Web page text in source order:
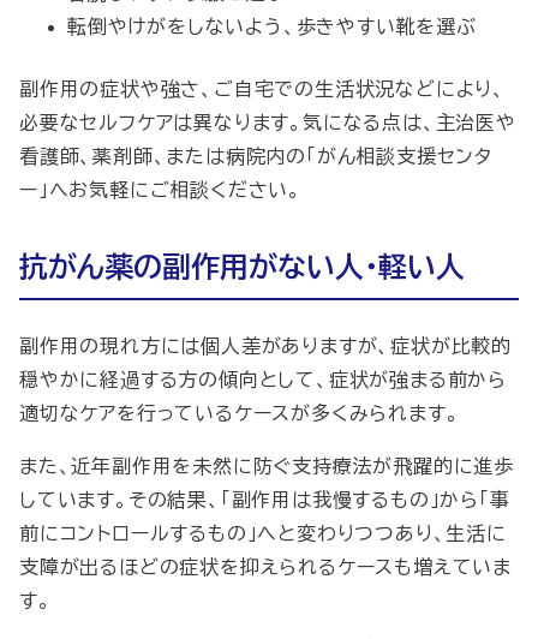
転倒やけがをしないよう、歩きやすい靴を選ぶ
副作用の症状や強さ、ご自宅での生活状況などにより、
必要なセルフケアは異なります。気になる点は、主治医や
看護師、薬剤師、または病院内の「がん相談支援センタ
ー」へお気軽にご相談ください。
抗がん薬の副作用がない人・軽い人
副作用の現れ方には個人差がありますが、症状が比較的
穏やかに経過する方の傾向として、症状が強まる前から
適切なケアを行っているケースが多くみられます。
また、近年副作用を未然に防ぐ支持療法が飛躍的に進歩
しています。その結果、「副作用は我慢するもの」から「事
前にコントロールするもの」へと変わりつつあり、生活に
支障が出るほどの症状を抑えられるケースも増えていま
す。